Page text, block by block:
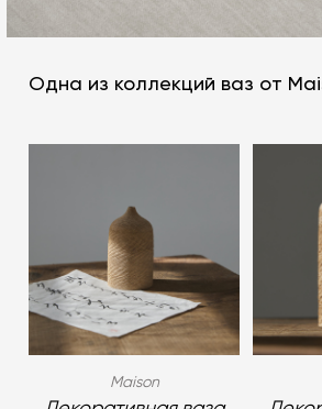
Одна из коллекций ваз от
Maison